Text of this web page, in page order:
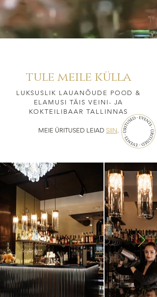
tule meile külla
LUKSUSLIK LAUANÕUDE POOD &
ELAMUSI TÄIS VEINI- JA
KOKTEILIBAAR TALLINNAS
MEIE ÜRITUSED LEIAD SIIN.